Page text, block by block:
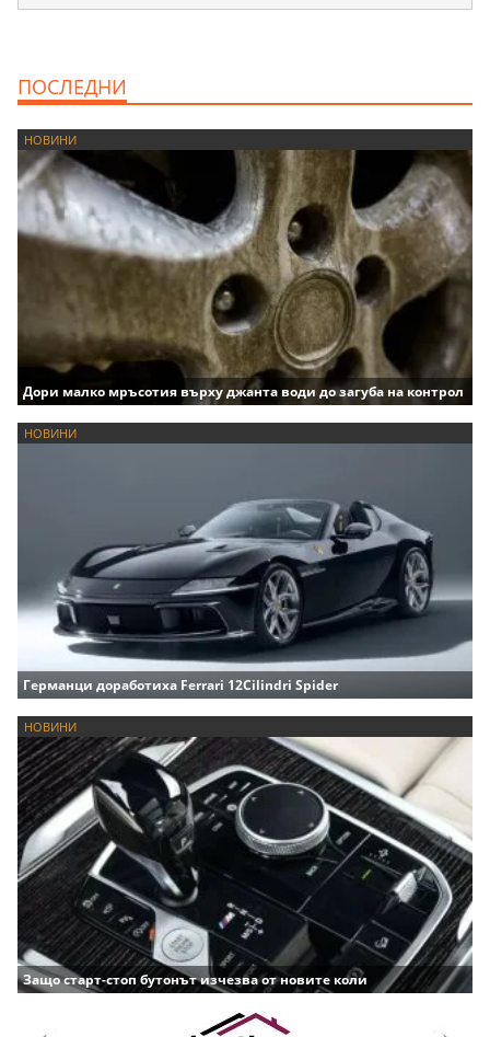
ПОСЛЕДНИ
НОВИНИ
Дори малко мръсотия върху джанта води до загуба на контрол
НОВИНИ
Германци доработиха Ferrari 12Cilindri Spider
НОВИНИ
Защо старт-стоп бутонът изчезва от новите коли